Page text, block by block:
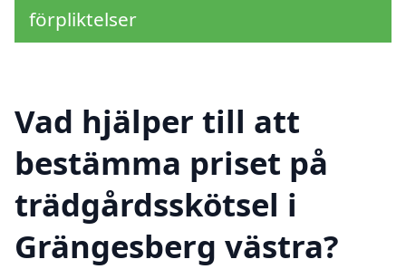
förpliktelser
Vad hjälper till att
bestämma priset på
trädgårdsskötsel i
Grängesberg västra?